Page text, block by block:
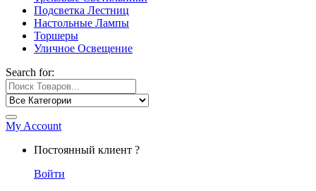
Подсветка Лестниц
Настольные Лампы
Торшеры
Уличное Освещение
Search for:
My Account
Постоянный клиент ?
Войти